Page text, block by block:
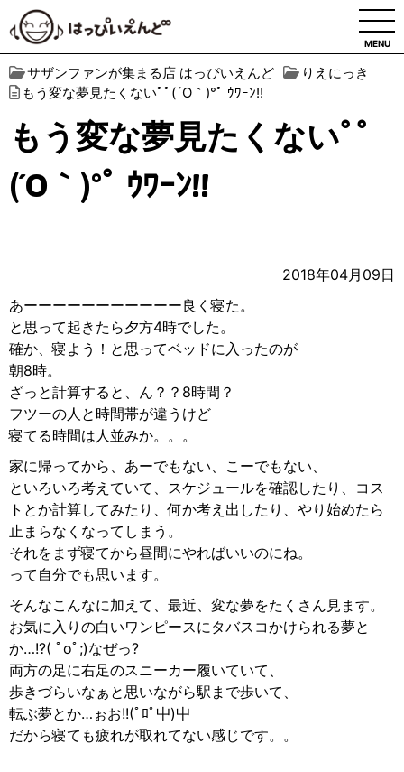
MENU
サザンファンが集まる店 はっぴいえんど
りえにっき
もう変な夢見たくないﾟﾟ(´O｀)°ﾟ ｳﾜｰﾝ!!
もう変な夢見たくないﾟﾟ
(´O｀)°ﾟ ｳﾜｰﾝ!!
2018年04月09日
あーーーーーーーーーーー良く寝た。
と思って起きたら夕方4時でした。
確か、寝よう！と思ってベッドに入ったのが
朝8時。
ざっと計算すると、ん？？8時間？
フツーの人と時間帯が違うけど
寝てる時間は人並みか。。。
家に帰ってから、あーでもない、こーでもない、
といろいろ考えていて、スケジュールを確認したり、コス
トとか計算してみたり、何か考え出したり、やり始めたら
止まらなくなってしまう。
それをまず寝てから昼間にやればいいのにね。
って自分でも思います。
そんなこんなに加えて、最近、変な夢をたくさん見ます。
お気に入りの白いワンピースにタバスコかけられる夢と
か…!?( ﾟoﾟ;)なぜっ?
両方の足に右足のスニーカー履いていて、
歩きづらいなぁと思いながら駅まで歩いて、
転ぶ夢とか…ぉお!!(ﾟﾛﾟ屮)屮
だから寝ても疲れが取れてない感じです。。